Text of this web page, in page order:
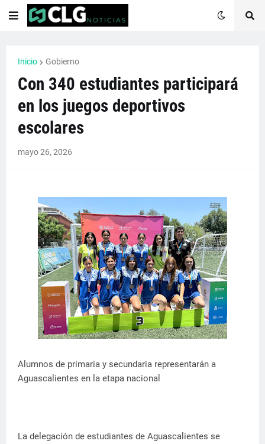
Inicio Gobierno
Con 340 estudiantes participará
en los juegos deportivos
escolares
mayo 26, 2026
Alumnos de primaria y secundaria representarán a
Aguascalientes en la etapa nacional
La delegación de estudiantes de Aguascalientes se